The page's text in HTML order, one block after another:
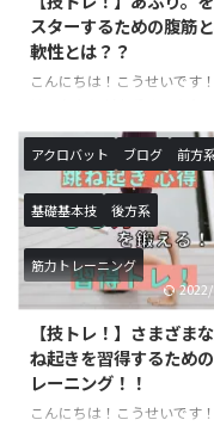
間）：火曜日（１６：１０
７：２０）月額受講料 ￥９
００−アクロバットクラス
学生以上対象開講日（開講時
８：５０ ...
スターするための腹筋
軟性とは？？
こんにちは！こうせいです
けの記事になります。あふ
基本技を行うにあたって必要
の使い方になります。ロンダ
やバク転などを行う際に必須
るので、習得したい方や技の
度を上げたい方は必見の記事
ります！ あふりとは？？ あ
は聞き慣れないワードだと
やロンダートを行う際によく
れます。身体をバネのように
着手した手の方向に足を入れ
動作のことを言います。ジ
アクロバット ブログ 前方
基礎基本技 後方系
筋力トレーニング
【技トレ！】さまざま
ね起きを習得するため
レーニング！！
こんにちは！こうせいです